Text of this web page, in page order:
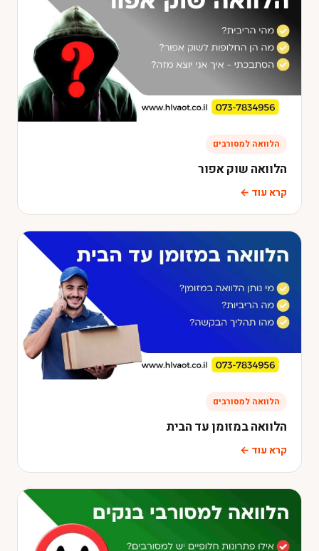
הלוואה למסורבים
הלוואה שוק אפור
קרא עוד ←
הלוואה למסורבים
הלוואה במזומן עד הבית
קרא עוד ←